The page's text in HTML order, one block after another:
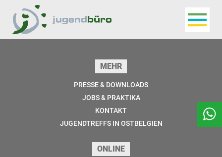
Jugendbüro
Seitenfuss
MEHR
PRESSE & DOWNLOADS
JOBS & PRAKTIKA
KONTAKT
JUGENDTREFFS IN OSTBELGIEN
ONLINE